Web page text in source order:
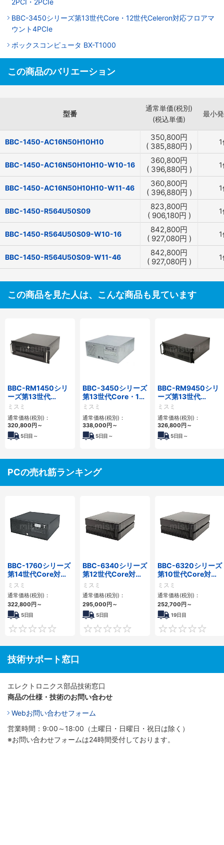
BBC-3450シリーズ第13世代Core・12世代Celeron対応フロアマ
ウント4PCIe
ボックスコンピュータ BX-T1000
この商品のバリエーション
型番
通常単価(税別)
(税込単価)
最小
BBC-1450-AC16N50H10H10 350,800円
( 385,880円 )
BBC-1450-AC16N50H10H10-W10-16 360,800円
( 396,880円 )
BBC-1450-AC16N50H10H10-W11-46 360,800円
( 396,880円 )
BBC-1450-R564U50S09 823,800円
( 906,180円 )
BBC-1450-R564U50S09-W10-16 842,800円
( 927,080円 )
BBC-1450-R564U50S09-W11-46 842,800円
( 927,080円 )
この商品を見た人は、こんな商品も見ています
BBC-RM1450シリ
ーズ第13世代
Core・12世代
Celeron対応ラック
マウント4PCIe
ミスミ
通常価格(税別)：
320,800円～
5日目～
BBC-3450シリーズ
第13世代Core・12
世代Celeron対応フ
ロアマウント4PCIe
ミスミ
通常価格(税別)：
338,000円～
5日目～
BBC-RM9450シリ
ーズ第13世代
Core・12世代
Celeron対応ラック
マウント4PCIe
ミスミ
通常価格(税別)：
326,800円～
5日目～
PCの売れ筋ランキング
BBC-1760シリーズ
第14世代Core対応
小型フロアマウント
3PCIe
ミスミ
通常価格(税別)：
322,800円～
5日目
0
BBC-6340シリーズ
第12世代Core対応
小型フロアマウント
PC2PCI/2PCIe
ミスミ
通常価格(税別)：
295,000円～
5日目
0
BBC-6320シリーズ
第10世代Core対応
小型フロアマウント
FAPC 2PCI・2PCIe
ミスミ
通常価格(税別)：
252,700円～
19日目
技術サポート窓口
エレクトロニクス部品技術窓口
商品の仕様・技術のお問い合わせ
Webお問い合わせフォーム
営業時間：9:00～18:00（土曜日・日曜日・祝日は除く）
※お問い合わせフォームは24時間受付しております。